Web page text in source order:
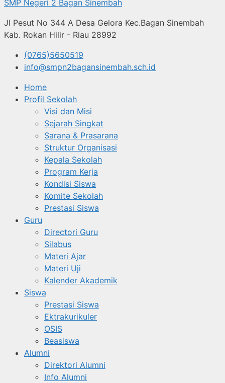
SMP Negeri 2 Bagan Sinembah
Jl Pesut No 344 A Desa Gelora Kec.Bagan Sinembah
Kab. Rokan Hilir - Riau 28992
(0765)5650519
info@smpn2bagansinembah.sch.id
Home
Profil Sekolah
Visi dan Misi
Sejarah Singkat
Sarana & Prasarana
Struktur Organisasi
Kepala Sekolah
Program Kerja
Kondisi Siswa
Komite Sekolah
Prestasi Siswa
Guru
Directori Guru
Silabus
Materi Ajar
Materi Uji
Kalender Akademik
Siswa
Prestasi Siswa
Ektrakurikuler
OSIS
Beasiswa
Alumni
Direktori Alumni
Info Alumni